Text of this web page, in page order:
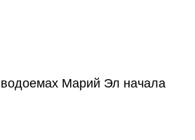
водоемах Марий Эл начала